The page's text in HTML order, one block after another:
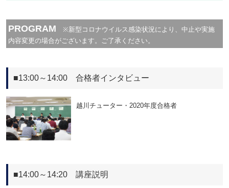
PROGRAM ※新型コロナウイルス感染状況により、中止や実施
内容変更の場合がございます。ご了承ください。
■13:00～14:00 合格者インタビュー
越川チューター・2020年度合格者
■14:00～14:20 講座説明